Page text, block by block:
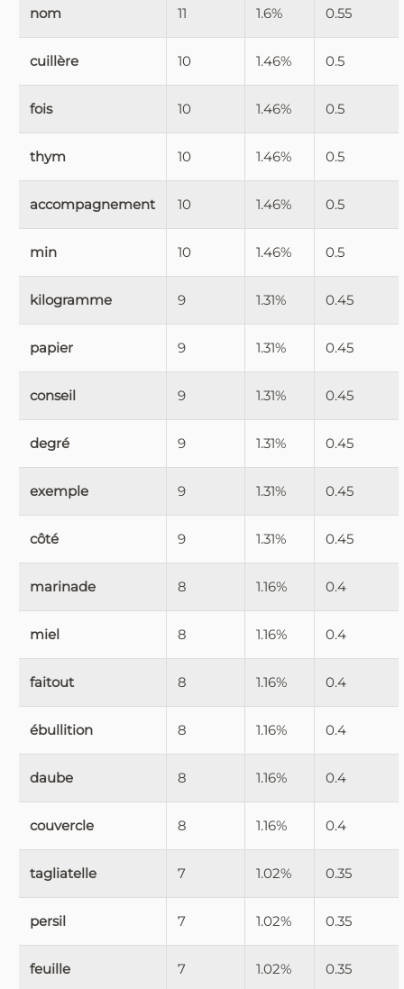
nom 11 1.6% 0.55
cuillère 10 1.46% 0.5
fois 10 1.46% 0.5
thym 10 1.46% 0.5
accompagnement 10 1.46% 0.5
min 10 1.46% 0.5
kilogramme 9 1.31% 0.45
papier 9 1.31% 0.45
conseil 9 1.31% 0.45
degré 9 1.31% 0.45
exemple 9 1.31% 0.45
côté 9 1.31% 0.45
marinade 8 1.16% 0.4
miel 8 1.16% 0.4
faitout 8 1.16% 0.4
ébullition 8 1.16% 0.4
daube 8 1.16% 0.4
couvercle 8 1.16% 0.4
tagliatelle 7 1.02% 0.35
persil 7 1.02% 0.35
feuille 7 1.02% 0.35